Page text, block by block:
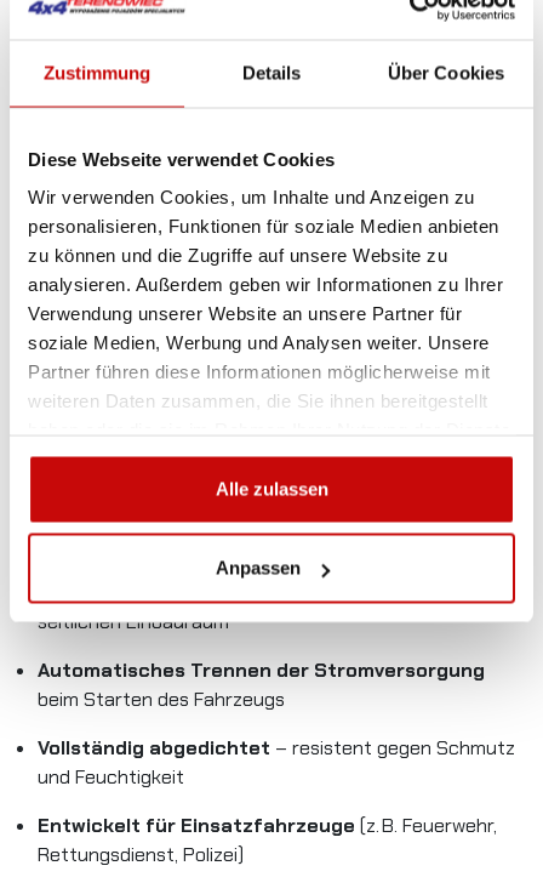
Zustimmung Details Über Cookies
Diese Webseite verwendet Cookies
Wir verwenden Cookies, um Inhalte und Anzeigen zu
personalisieren, Funktionen für soziale Medien anbieten
zu können und die Zugriffe auf unsere Website zu
analysieren. Außerdem geben wir Informationen zu Ihrer
Verwendung unserer Website an unsere Partner für
soziale Medien, Werbung und Analysen weiter. Unsere
Partner führen diese Informationen möglicherweise mit
weiteren Daten zusammen, die Sie ihnen bereitgestellt
gesammelt haben.
Alle zulassen
Anpassen
Durch die Versiegelung wird das Eindringen von Schmutz
und Straßenverunreinigungen verhindert, was selbst unter
härtesten Einsatzbedingungen für eine lange, zuverlässige
Schalteranordnung schließt und trennt den 250V AC-
Herausziehen des Steckers. Das verhindert
Lichtbogenbildung an den Kontakten und verlängert die
Lebensdauer der Steckverbindung.
Wie bei allen Auto-Eject-Systemen ist auch der Super
Auto Eject mit dem Anlasserkreis verbunden – die
Verbindung wird automatisch getrennt, sobald der Motor
gestartet wird.
250V AC / 24V DC
Stromstärke:15 Ampere
seitlichen Einbauraum
Automatisches Trennen der Stromversorgung
beim Starten des Fahrzeugs
Vollständig abgedichtet – resistent gegen Schmutz
und Feuchtigkeit
Entwickelt für Einsatzfahrzeuge (z. B. Feuerwehr,
Rettungsdienst, Polizei)